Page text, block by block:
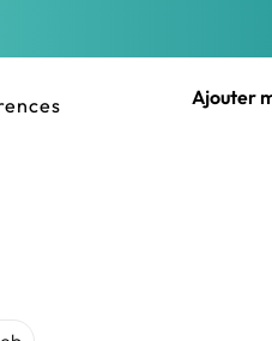
Ajouter